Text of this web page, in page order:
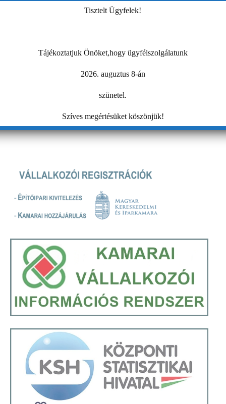
Tisztelt Ügyfelek!
Tájékoztatjuk Önöket,hogy ügyfélszolgálatunk
2026. auguztus 8-án
szünetel.
Szíves megértésüket köszönjük!